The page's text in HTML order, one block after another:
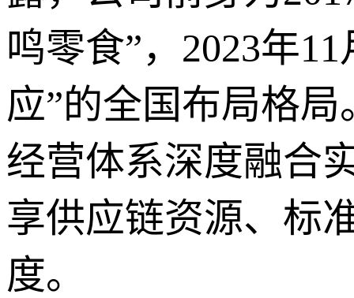
鸣零食”，2023年
应”的全国布局格
经营体系深度融合
享供应链资源、标
度。